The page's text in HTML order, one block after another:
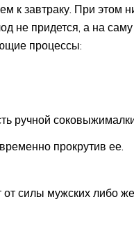
к завтраку. При этом
не придется, а на
процессы:
ручной
прокрутив ее.
от силы мужских либо